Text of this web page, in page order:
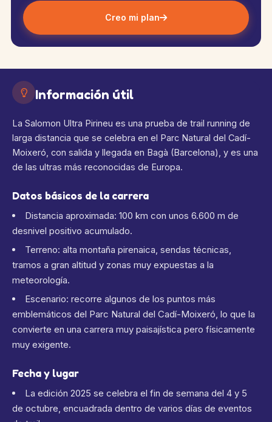
Creo mi plan
Información útil
La Salomon Ultra Pirineu es una prueba de trail running de
larga distancia que se celebra en el Parc Natural del Cadí-
Moixeró, con salida y llegada en Bagà (Barcelona), y es una
de las ultras más reconocidas de Europa.
Datos básicos de la carrera
Distancia aproximada: 100 km con unos 6.600 m de
desnivel positivo acumulado.
Terreno: alta montaña pirenaica, sendas técnicas,
tramos a gran altitud y zonas muy expuestas a la
meteorología.
Escenario: recorre algunos de los puntos más
emblemáticos del Parc Natural del Cadí-Moixeró, lo que la
convierte en una carrera muy paisajística pero físicamente
muy exigente.
Fecha y lugar
La edición 2025 se celebra el fin de semana del 4 y 5
de octubre, encuadrada dentro de varios días de eventos